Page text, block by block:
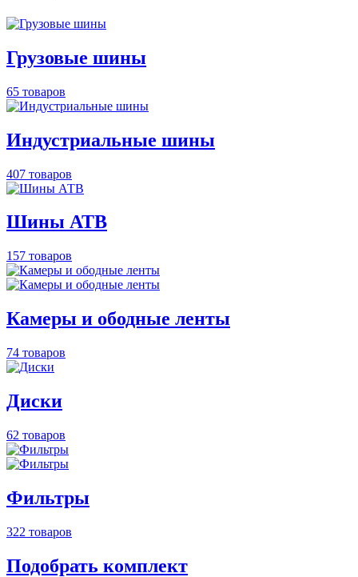
Грузовые шины
65 товаров
Индустриальные шины
407 товаров
Шины АТВ
157 товаров
Камеры и ободные ленты
74 товаров
Диски
62 товаров
Фильтры
322 товаров
Подобрать комплект